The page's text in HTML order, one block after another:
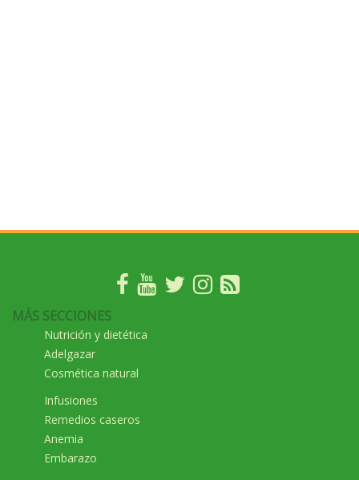
MÁS SECCIONES
Nutrición y dietética
Adelgazar
Cosmética natural
Infusiones
Remedios caseros
Anemia
Embarazo